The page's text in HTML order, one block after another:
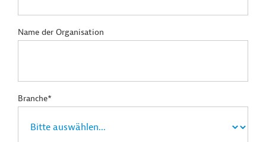
Name der Organisation
Branche*